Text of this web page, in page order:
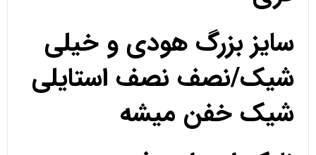
سایز بزرگ هودی و خیلی
شیک/نصف نصف استایلی
شیک خفن میشه